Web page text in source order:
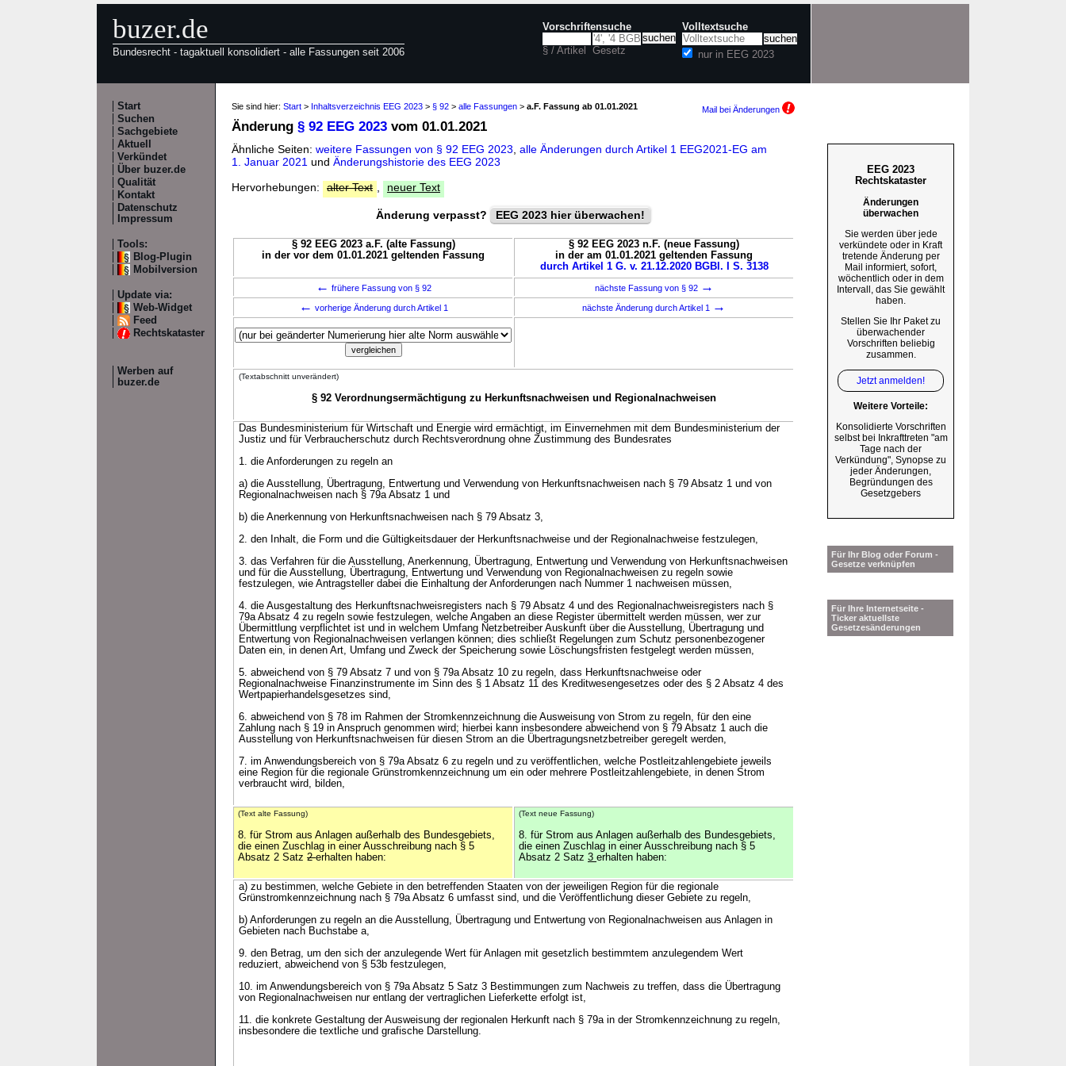
buzer.de
Bundesrecht - tagaktuell konsolidiert - alle Fassungen seit 2006
Vorschriftensuche
§ / Artikel Gesetz
Volltextsuche
nur in EEG 2023
Start
Suchen
Sachgebiete
Aktuell
Verkündet
Über buzer.de
Qualität
Kontakt
Datenschutz
Impressum
Tools:
Blog-Plugin
Mobilversion
Update via:
Web-Widget
Feed
Rechtskataster
Werben auf
buzer.de
Sie sind hier: Start > Inhaltsverzeichnis EEG 2023 > § 92 > alle Fassungen > a.F. Fassung ab 01.01.2021 Mail bei Änderungen
Änderung § 92 EEG 2023 vom 01.01.2021
Ähnliche Seiten: weitere Fassungen von § 92 EEG 2023 alle Änderungen durch Artikel 1 EEG2021-EG am
1. Januar 2021 und Änderungshistorie des EEG 2023
Hervorhebungen:
alter Text neuer Text
Änderung verpasst? EEG 2023 hier überwachen!
§ 92 EEG 2023 a.F. (alte Fassung)
in der vor dem 01.01.2021 geltenden Fassung
§ 92 EEG 2023 n.F. (neue Fassung)
in der am 01.01.2021 geltenden Fassung
durch Artikel 1 G. v. 21.12.2020 BGBl. I S. 3138
← frühere Fassung von § 92 nächste Fassung von § 92 →
← vorherige Änderung durch Artikel 1 nächste Änderung durch Artikel 1 →
(Textabschnitt unverändert)
§ 92 Verordnungsermächtigung zu Herkunftsnachweisen und Regionalnachweisen
Das Bundesministerium für Wirtschaft und Energie wird ermächtigt, im Einvernehmen mit dem Bundesministerium der
Justiz und für Verbraucherschutz durch Rechtsverordnung ohne Zustimmung des Bundesrates
1. die Anforderungen zu regeln an
a) die Ausstellung, Übertragung, Entwertung und Verwendung von Herkunftsnachweisen nach § 79 Absatz 1 und von
Regionalnachweisen nach § 79a Absatz 1 und
b) die Anerkennung von Herkunftsnachweisen nach § 79 Absatz 3,
2. den Inhalt, die Form und die Gültigkeitsdauer der Herkunftsnachweise und der Regionalnachweise festzulegen,
3. das Verfahren für die Ausstellung, Anerkennung, Übertragung, Entwertung und Verwendung von Herkunftsnachweisen
und für die Ausstellung, Übertragung, Entwertung und Verwendung von Regionalnachweisen zu regeln sowie
festzulegen, wie Antragsteller dabei die Einhaltung der Anforderungen nach Nummer 1 nachweisen müssen,
4. die Ausgestaltung des Herkunftsnachweisregisters nach § 79 Absatz 4 und des Regionalnachweisregisters nach §
79a Absatz 4 zu regeln sowie festzulegen, welche Angaben an diese Register übermittelt werden müssen, wer zur
Übermittlung verpflichtet ist und in welchem Umfang Netzbetreiber Auskunft über die Ausstellung, Übertragung und
Entwertung von Regionalnachweisen verlangen können; dies schließt Regelungen zum Schutz personenbezogener
Daten ein, in denen Art, Umfang und Zweck der Speicherung sowie Löschungsfristen festgelegt werden müssen,
5. abweichend von § 79 Absatz 7 und von § 79a Absatz 10 zu regeln, dass Herkunftsnachweise oder
Regionalnachweise Finanzinstrumente im Sinn des § 1 Absatz 11 des Kreditwesengesetzes oder des § 2 Absatz 4 des
Wertpapierhandelsgesetzes sind,
6. abweichend von § 78 im Rahmen der Stromkennzeichnung die Ausweisung von Strom zu regeln, für den eine
Zahlung nach § 19 in Anspruch genommen wird; hierbei kann insbesondere abweichend von § 79 Absatz 1 auch die
Ausstellung von Herkunftsnachweisen für diesen Strom an die Übertragungsnetzbetreiber geregelt werden,
7. im Anwendungsbereich von § 79a Absatz 6 zu regeln und zu veröffentlichen, welche Postleitzahlengebiete jeweils
eine Region für die regionale Grünstromkennzeichnung um ein oder mehrere Postleitzahlengebiete, in denen Strom
verbraucht wird, bilden,
(Text alte Fassung)
8. für Strom aus Anlagen außerhalb des Bundesgebiets,
die einen Zuschlag in einer Ausschreibung nach § 5
Absatz 2 Satz 2erhalten haben:
(Text neue Fassung)
8. für Strom aus Anlagen außerhalb des Bundesgebiets,
die einen Zuschlag in einer Ausschreibung nach § 5
Absatz 2 Satz 3 erhalten haben:
a) zu bestimmen, welche Gebiete in den betreffenden Staaten von der jeweiligen Region für die regionale
Grünstromkennzeichnung nach § 79a Absatz 6 umfasst sind, und die Veröffentlichung dieser Gebiete zu regeln,
b) Anforderungen zu regeln an die Ausstellung, Übertragung und Entwertung von Regionalnachweisen aus Anlagen in
Gebieten nach Buchstabe a,
9. den Betrag, um den sich der anzulegende Wert für Anlagen mit gesetzlich bestimmtem anzulegendem Wert
reduziert, abweichend von § 53b festzulegen,
10. im Anwendungsbereich von § 79a Absatz 5 Satz 3 Bestimmungen zum Nachweis zu treffen, dass die Übertragung
von Regionalnachweisen nur entlang der vertraglichen Lieferkette erfolgt ist,
11. die konkrete Gestaltung der Ausweisung der regionalen Herkunft nach § 79a in der Stromkennzeichnung zu regeln,
insbesondere die textliche und grafische Darstellung.
EEG 2023
Rechtskataster
Änderungen
überwachen
Sie werden über jede
verkündete oder in Kraft
tretende Änderung per
Mail informiert, sofort,
wöchentlich oder in dem
Intervall, das Sie gewählt
haben.
Stellen Sie Ihr Paket zu
überwachender
Vorschriften beliebig
zusammen.
Jetzt anmelden!
Weitere Vorteile:
Konsolidierte Vorschriften
selbst bei Inkrafttreten "am
Tage nach der
Verkündung", Synopse zu
jeder Änderungen,
Begründungen des
Gesetzgebers
Für Ihr Blog oder Forum -
Gesetze verknüpfen
Für Ihre Internetseite -
Ticker aktuellste
Gesetzesänderungen